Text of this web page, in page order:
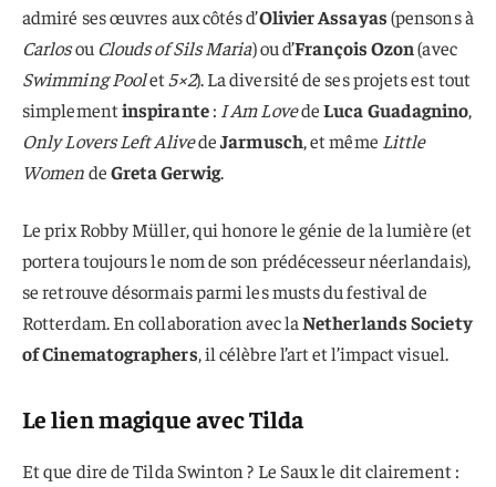
admiré ses œuvres aux côtés d’Olivier Assayas(pensons à
Carlosou Clouds of Sils Maria) ou d’François Ozon(avec
Swimming Poolet5×2). La diversité de ses projets est tout
simplementinspirante: I Am LovedeLuca Guadagnino,
Only Lovers Left AlivedeJarmusch, et même Little
WomendeGreta Gerwig.
Le prix Robby Müller, qui honore le génie de la lumière (et
portera toujours le nom de son prédécesseur néerlandais),
se retrouve désormais parmi les musts du festival de
Rotterdam. En collaboration avec laNetherlands Society
of Cinematographers, il célèbre l’art et l’impact visuel.
Le lien magique avec Tilda
Et que dire de Tilda Swinton ? Le Saux le dit clairement :